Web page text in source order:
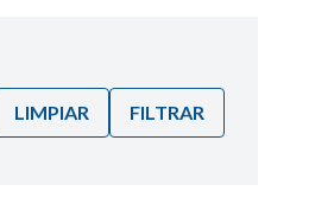
LIMPIAR FILTRAR